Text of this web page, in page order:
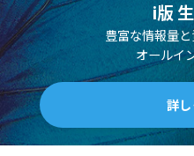
i版
豊富な情報量
オールイ
詳